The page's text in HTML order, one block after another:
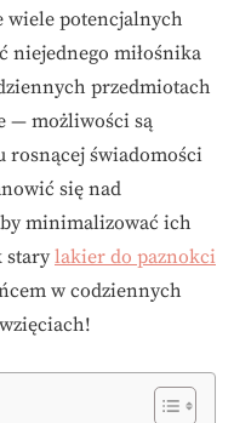
wiele potencjalnych
niejednego miłośnika
przedmiotach
— możliwości są
rosnącej świadomości
się nad
minimalizować ich
stary lakier do paznokci
w codziennych